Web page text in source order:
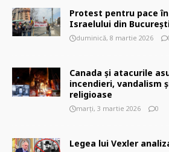
Protest pentru pace
Israelului din
duminică, 8 martie 2026
Canada și atacurile
incendieri, vandalism
religioase
marți, 3 martie 2026 0
Legea lui Vexler